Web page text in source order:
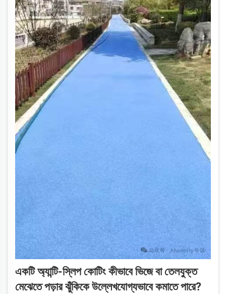
একটি অ্যান্টি-স্লিপ কোটিং কীভাবে ভিজে বা তেলযুক্ত
মেঝেতে পড়ার ঝুঁকিকে উল্লেখযোগ্যভাবে কমাতে পারে?